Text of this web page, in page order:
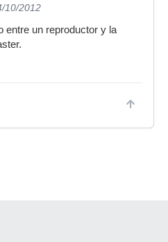
10/2012
entre un reproductor y la